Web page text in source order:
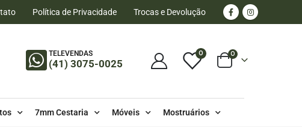
Política de Privacidade Trocas e Devolução
TELEVENDAS
(41) 3075-0025
0 0
7mm Cestaria Móveis Mostruários